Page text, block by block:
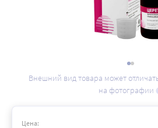
Внешний вид товара может
на фотографии
Цена: